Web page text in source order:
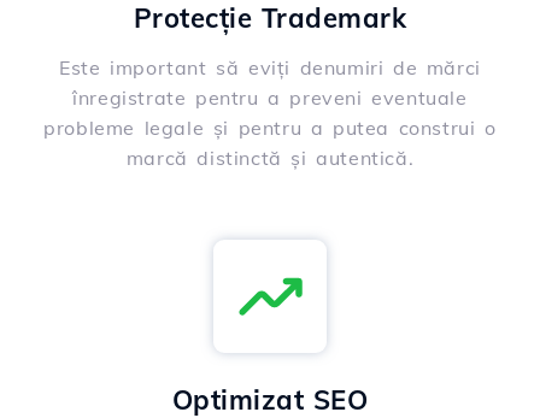
Protecție Trademark
Este important să eviți denumiri de mărci
înregistrate pentru a preveni eventuale
probleme legale și pentru a putea construi o
marcă distinctă și autentică.
Optimizat SEO